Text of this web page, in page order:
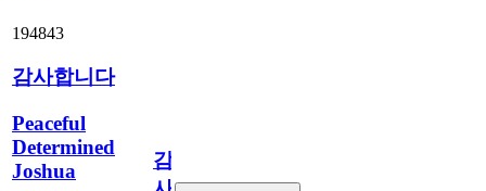
194843
감사합니다
Peaceful
Determined
Joshua
감